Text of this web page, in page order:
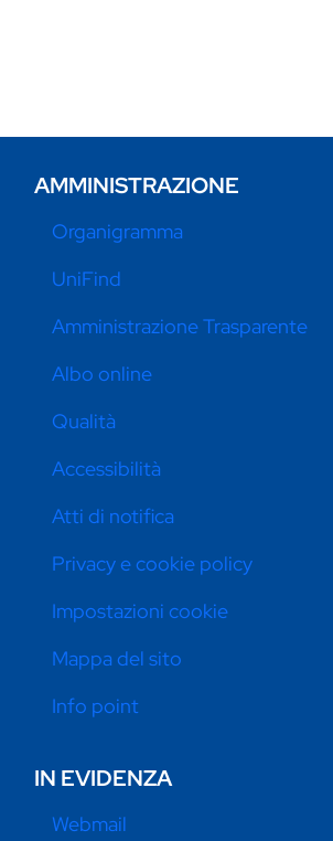
AMMINISTRAZIONE
Organigramma
UniFind
Amministrazione Trasparente
Albo online
Qualità
Accessibilità
Atti di notifica
Privacy e cookie policy
Impostazioni cookie
Mappa del sito
Info point
IN EVIDENZA
Webmail